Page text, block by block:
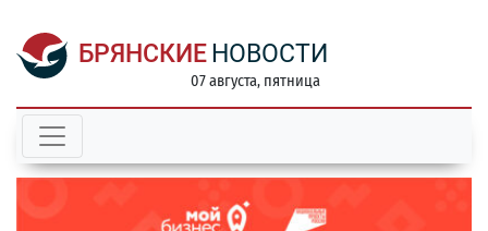
БРЯНСКИЕ НОВОСТИ
07 августа, пятница